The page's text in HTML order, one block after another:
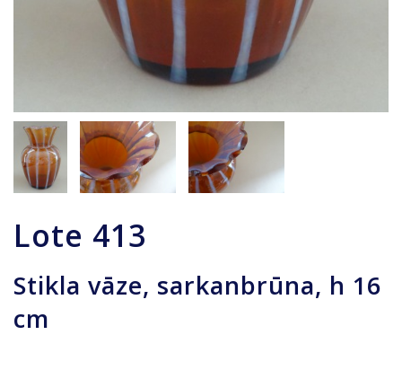
Lote 413
Stikla vāze, sarkanbrūna, h 16
cm